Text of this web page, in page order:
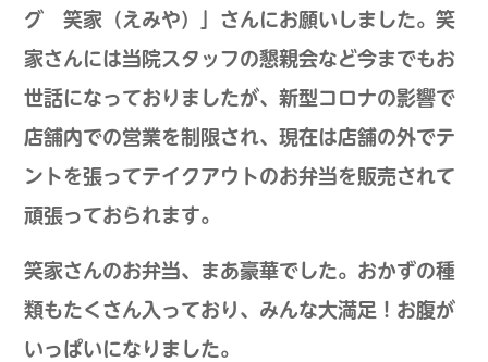
グ 笑家（えみや）」さんにお願いしました。笑
家さんには当院スタッフの懇親会など今までもお
世話になっておりましたが、新型コロナの影響で
店舗内での営業を制限され、現在は店舗の外でテ
ントを張ってテイクアウトのお弁当を販売されて
頑張っておられます。
笑家さんのお弁当、まあ豪華でした。おかずの種
類もたくさん入っており、みんな大満足！お腹が
いっぱいになりました。